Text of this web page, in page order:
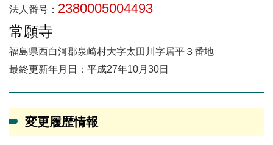
法人番号： 2380005004493
常願寺
福島県西白河郡泉崎村大字太田川字居平３番地
最終更新年月日：平成27年10月30日
変更履歴情報